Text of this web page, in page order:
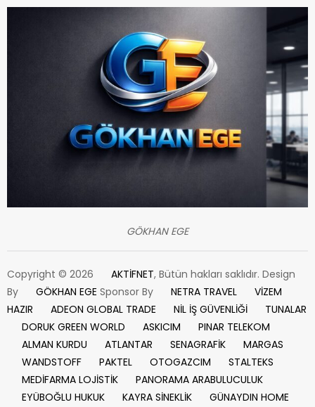
GÖKHAN EGE
Copyright © 2026 AKTİFNET, Bütün hakları saklıdır. Design
By
GÖKHAN EGE Sponsor By NETRA TRAVEL
VİZEM
HAZIR
ADEON GLOBAL TRADE NİL İŞ GÜVENLİĞİ
TUNALAR
DORUK GREEN WORLD
ASKICIM
PINAR TELEKOM
ALMAN KURDU
ATLANTAR SENAGRAFİK
MARGAS
WANDSTOFF
PAKTEL OTOGAZCIM
STALTEKS
MEDİFARMA LOJİSTİK
PANORAMA ARABULUCULUK
EYÜBOĞLU HUKUK
KAYRA SİNEKLİK
GÜNAYDIN HOME